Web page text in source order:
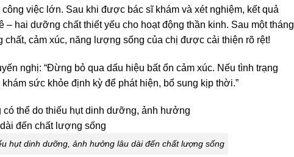
việc lớn. Sau khi được bác sĩ khám và xét nghiệm, kết quả
– hai dưỡng chất thiết yếu cho hoạt động thần kinh. Sau một tháng
cảm xúc, năng lượng sống của chị được cải thiện rõ rệt!
nghị: “Đừng bỏ qua dấu hiệu bất ổn cảm xúc. Nếu tình trạng
sức khỏe định kỳ để phát hiện, bổ sung kịp thời.”
hụt dinh dưỡng, ảnh hưởng lâu dài đến chất lượng sống